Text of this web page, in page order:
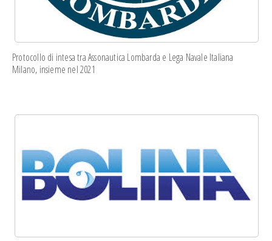
Protocollo di intesatra Assonautica Lombarda e Lega Navale Italiana
Milano, insieme nel 2021